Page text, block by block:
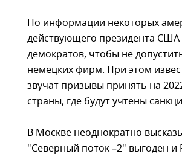
По информации некоторых
действующего президента
демократов, чтобы не
немецких фирм. При этом
звучат призывы принять на
страны, где будут учтены
В Москве неоднократно
"Северный поток –2" выгоден и